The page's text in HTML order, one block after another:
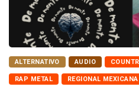
ALTERNATIVO AUDIO
RAP METAL REGIONAL MEXICANA